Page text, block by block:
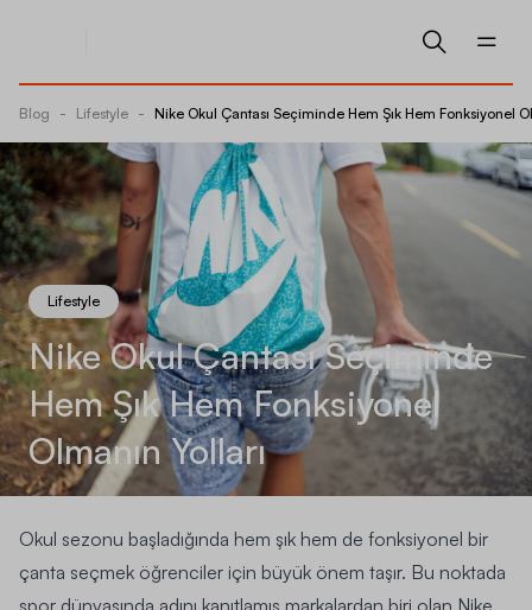
Blog - Lifestyle - Nike Okul Çantası Seçiminde Hem Şık Hem Fonksiyonel
Lifestyle
Nike Okul Çantası Seçiminde
Hem Şık Hem Fonksiyonel
Olmanın Yolları
Okul sezonu başladığında hem şık hem de fonksiyonel bir
çanta seçmek öğrenciler için büyük önem taşır. Bu noktada